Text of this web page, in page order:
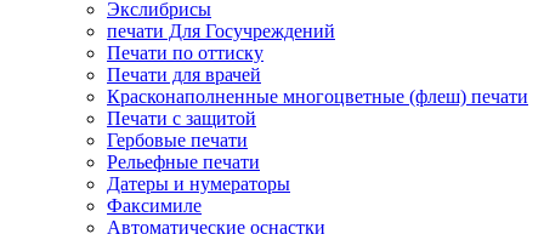
Экслибрисы
печати Для Госучреждений
Печати по оттиску
Печати для врачей
Красконаполненные многоцветные (флеш) печати
Печати с защитой
Гербовые печати
Рельефные печати
Датеры и нумераторы
Факсимиле
Автоматические оснастки